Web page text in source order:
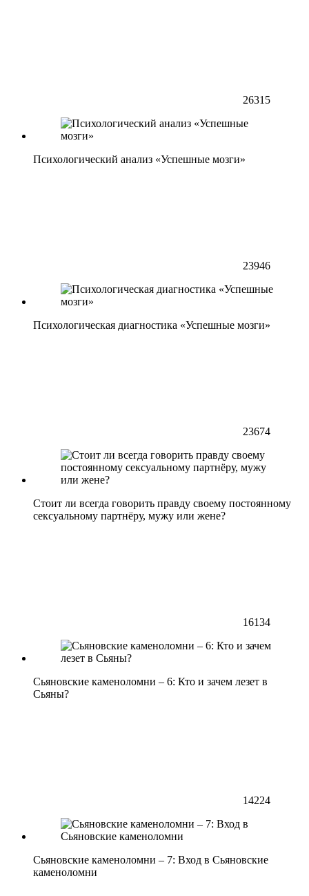
26315
Психологический анализ «Успешные мозги»
23946
Психологическая диагностика «Успешные мозги»
23674
Стоит ли всегда говорить правду своему постоянному
сексуальному партнёру, мужу или жене?
16134
Сьяновские каменоломни – 6: Кто и зачем лезет в
Сьяны?
14224
Сьяновские каменоломни – 7: Вход в Сьяновские
каменоломни